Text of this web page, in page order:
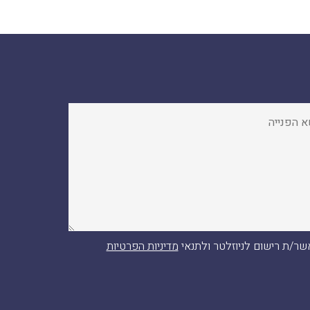
ת רישום לניוזלטר ולתנאימדיניות הפרטיות